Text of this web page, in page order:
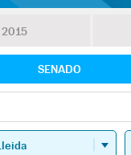
2015
SENADO